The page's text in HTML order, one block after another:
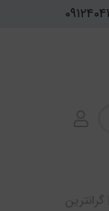
گرانترین